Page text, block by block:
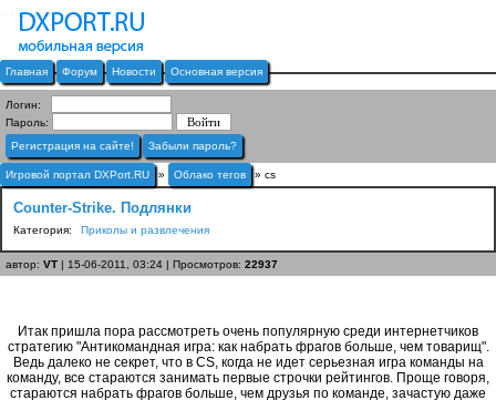
Главная Форум Новости Основная версия
Логин:
Пароль:
Регистрация на сайте!
Забыли пароль?
Игровой портал DXPort.RU » Облако тегов » cs
Counter-Strike. Подлянки
Категория: Приколы и развлечения
автор: VT | 15-06-2011, 03:24 | Просмотров: 22937
Итак пришла пора рассмотреть очень популярную среди интернетчиков
стратегию "Антикомандная игра: как набрать фрагов больше, чем товарищ".
Ведь далеко не секрет, что в CS, когда не идет серьезная игра команды на
команду, все стараются занимать первые строчки рейтингов. Проще говоря,
стараются набрать фрагов больше, чем друзья по команде, зачастую даже